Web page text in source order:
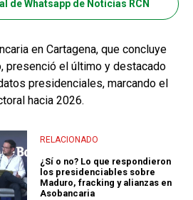
de Whatsapp de Noticias RCN
en Cartagena, que concluye
presenció el último y destacado
presidenciales, marcando el
hacia 2026.
RELACIONADO
¿Sí o no? Lo que respondieron
los presidenciables sobre
Maduro, fracking y alianzas en
Asobancaria